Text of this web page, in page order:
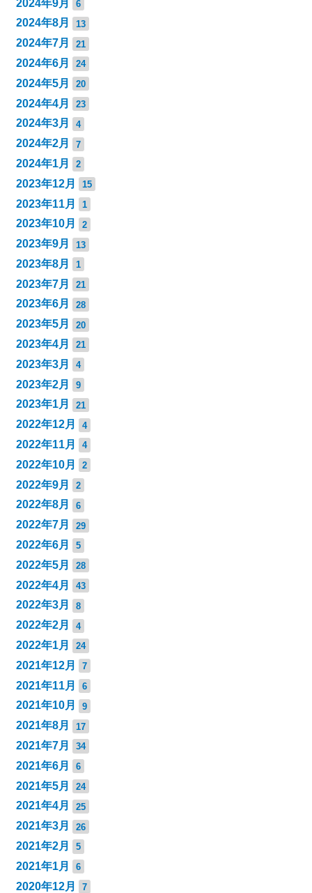
2024年9月 6
2024年8月 13
2024年7月 21
2024年6月 24
2024年5月 20
2024年4月 23
2024年3月 4
2024年2月 7
2024年1月 2
2023年12月 15
2023年11月 1
2023年10月 2
2023年9月 13
2023年8月 1
2023年7月 21
2023年6月 28
2023年5月 20
2023年4月 21
2023年3月 4
2023年2月 9
2023年1月 21
2022年12月 4
2022年11月 4
2022年10月 2
2022年9月 2
2022年8月 6
2022年7月 29
2022年6月 5
2022年5月 28
2022年4月 43
2022年3月 8
2022年2月 4
2022年1月 24
2021年12月 7
2021年11月 6
2021年10月 9
2021年8月 17
2021年7月 34
2021年6月 6
2021年5月 24
2021年4月 25
2021年3月 26
2021年2月 5
2021年1月 6
2020年12月 7